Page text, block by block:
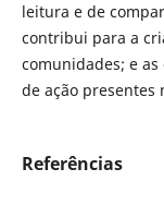
leitura e de
contribui para a
comunidades; e
de ação presentes
Referências